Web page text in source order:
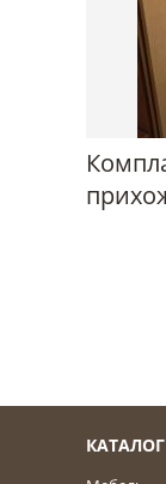
КАТАЛОГ